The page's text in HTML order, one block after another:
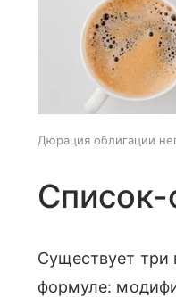
Дюрация облигации
Существует три
формуле: